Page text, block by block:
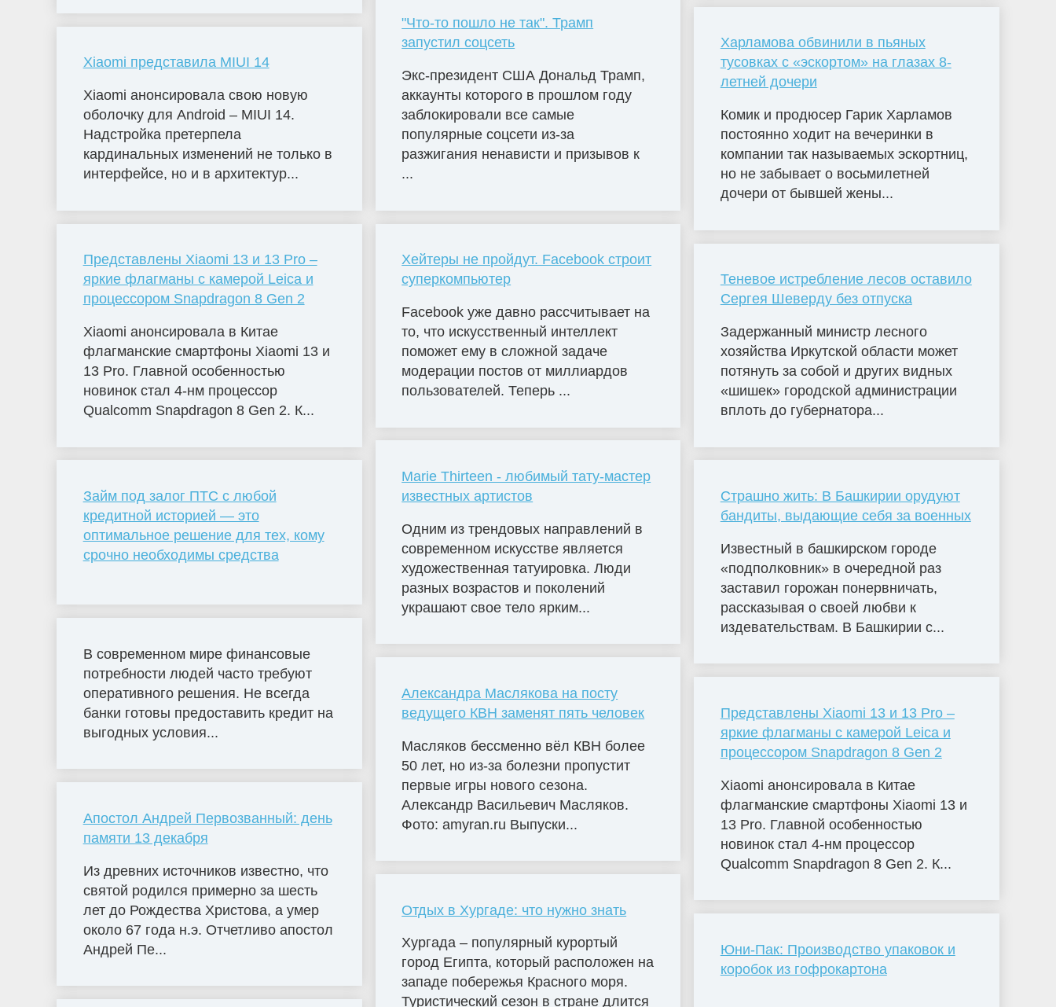
Xiaomi представила MIUI 14
Xiaomi анонсировала свою новую
оболочку для Android – MIUI 14.
Надстройка претерпела
кардинальных изменений не только в
интерфейсе, но и в архитектур...
Представлены Xiaomi 13 и 13 Pro –
яркие флагманы с камерой Leica и
процессором Snapdragon 8 Gen 2
Xiaomi анонсировала в Китае
флагманские смартфоны Xiaomi 13 и
13 Pro. Главной особенностью
новинок стал 4-нм процессор
Qualcomm Snapdragon 8 Gen 2. К...
Займ под залог ПТС с любой
кредитной историей — это
оптимальное решение для тех, кому
срочно необходимы средства
В современном мире финансовые
потребности людей часто требуют
оперативного решения. Не всегда
банки готовы предоставить кредит на
выгодных условия...
Апостол Андрей Первозванный: день
памяти 13 декабря
Из древних источников известно, что
святой родился примерно за шесть
лет до Рождества Христова, а умер
около 67 года н.э. Отчетливо апостол
Андрей Пе...
"Что-то пошло не так". Трамп
запустил соцсеть
Экс-президент США Дональд Трамп,
аккаунты которого в прошлом году
заблокировали все самые
популярные соцсети из-за
разжигания ненависти и призывов к
...
Хейтеры не пройдут. Facebook строит
суперкомпьютер
Facebook уже давно рассчитывает на
то, что искусственный интеллект
поможет ему в сложной задаче
модерации постов от миллиардов
пользователей. Теперь ...
Marie Thirteen - любимый тату-мастер
известных артистов
Одним из трендовых направлений в
современном искусстве является
художественная татуировка. Люди
разных возрастов и поколений
украшают свое тело ярким...
Александра Маслякова на посту
ведущего КВН заменят пять человек
Масляков бессменно вёл КВН более
50 лет, но из-за болезни пропустит
первые игры нового сезона.
Александр Васильевич Масляков.
Фото: amyran.ru Выпуски...
Отдых в Хургаде: что нужно знать
Хургада – популярный курортый
город Египта, который расположен на
западе побережья Красного моря.
Туристический сезон в стране длится
Харламова обвинили в пьяных
тусовках с «эскортом» на глазах 8-
летней дочери
Комик и продюсер Гарик Харламов
постоянно ходит на вечеринки в
компании так называемых эскортниц,
но не забывает о восьмилетней
дочери от бывшей жены...
Теневое истребление лесов оставило
Сергея Шеверду без отпуска
Задержанный министр лесного
хозяйства Иркутской области может
потянуть за собой и других видных
«шишек» городской администрации
вплоть до губернатора...
Страшно жить: В Башкирии орудуют
бандиты, выдающие себя за военных
Известный в башкирском городе
«подполковник» в очередной раз
заставил горожан понервничать,
рассказывая о своей любви к
издевательствам. В Башкирии с...
Представлены Xiaomi 13 и 13 Pro –
яркие флагманы с камерой Leica и
процессором Snapdragon 8 Gen 2
Xiaomi анонсировала в Китае
флагманские смартфоны Xiaomi 13 и
13 Pro. Главной особенностью
новинок стал 4-нм процессор
Qualcomm Snapdragon 8 Gen 2. К...
Юни-Пак: Производство упаковок и
коробок из гофрокартона